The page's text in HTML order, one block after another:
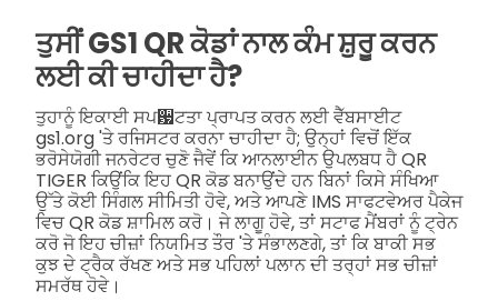
ਤੁਸੀਂ GS1 QR ਕੋਡਾਂ ਨਾਲ ਕੰਮ ਸ਼ੁਰੂ ਕਰਨ
ਲਈ ਕੀ ਚਾਹੀਦਾ ਹੈ?
ਤੁਹਾਨੂੰ ਇਕਾਈ ਸਪ਷ਟਤਾ ਪ੍ਰਾਪਤ ਕਰਨ ਲਈ ਵੈੱਬਸਾਈਟ
gs1.org 'ਤੇ ਰਜਿਸਟਰ ਕਰਨਾ ਚਾਹੀਦਾ ਹੈ; ਉਨ੍ਹਾਂ ਵਿਚੋਂ ਇੱਕ
ਭਰੋਸੇਯੋਗੀ ਜਨਰੇਟਰ ਚੁਣੋ ਜੈਵੇਂ ਕਿ ਆਨਲਾਈਨ ਉਪਲਬਧ ਹੈ QR
TIGER ਕਿਉਂਕਿ ਇਹ QR ਕੋਡ ਬਨਾਉਂਦੇ ਹਨ ਬਿਨਾਂ ਕਿਸੇ ਸੰਖਿਆ
ਉੱਤੇ ਕੋਈ ਸਿੰਗਲ ਸੀਮਿਤੀ ਹੋਵੇ, ਅਤੇ ਆਪਣੇ IMS ਸਾਫਟਵੇਅਰ ਪੈਕੇਜ
ਵਿਚ QR ਕੋਡ ਸ਼ਾਮਿਲ ਕਰੋ। ਜੇ ਲਾਗੂ ਹੋਵੇ, ਤਾਂ ਸਟਾਫ ਮੈਂਬਰਾਂ ਨੂੰ ਟ੍ਰੇਨ
ਕਰੋ ਜੋ ਇਹ ਚੀਜ਼ਾਂ ਨਿਯਮਿਤ ਤੌਰ 'ਤੇ ਸੰਭਾਲਣਗੇ, ਤਾਂ ਕਿ ਬਾਕੀ ਸਭ
ਕੁਝ ਦੇ ਟ੍ਰੈਕ ਰੱਖਣ ਅਤੇ ਸਭ ਪਹਿਲਾਂ ਪਲਾਨ ਦੀ ਤਰ੍ਹਾਂ ਸਭ ਚੀਜ਼ਾਂ
ਸਮਰੱਥ ਹੋਵੇ।